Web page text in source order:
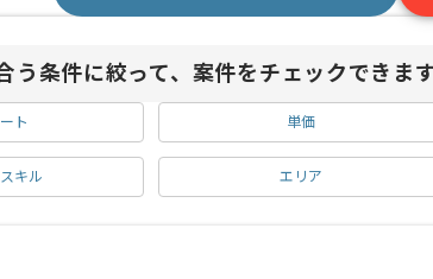
う条件に絞って、案件をチェックできます
ト 単価
キル エリア